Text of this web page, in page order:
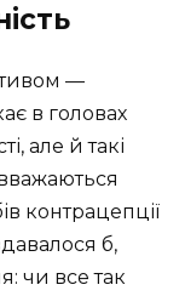
—
в головах
але й такі
контрацепції
б,
чи все так